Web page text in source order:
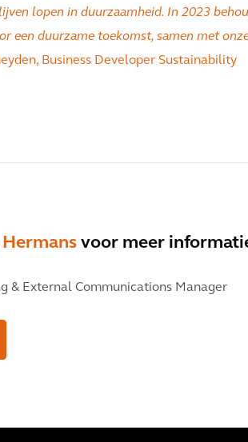
lopen in duurzaamheid. In 2023
een duurzame toekomst, samen met
Business Developer Sustainability
voor meer
& External Communications Manager